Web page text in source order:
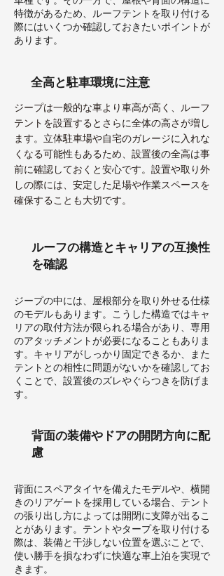
特徴があるため、ルーフテントを取り付ける
際にはいくつか確認しておきたいポイントが
あります。
全高と駐車環境に注意
ジープは一般的な車より車高が高く、ルーフ
テントを設置するとさらに全体の高さが増し
ます。立体駐車場や自宅のガレージに入れな
くなる可能性もあるため、設置後の全高は事
前に確認しておくと安心です。設置や取り外
しの際には、安定した足場や作業スペースを
確保することも大切です。
ルーフの構造とキャリアの互換性
を確認
ジープの中には、屋根部分を取り外せる仕様
のモデルもあります。こうした構造ではキャ
リアの取付方法が限られる場合があり、専用
のアタッチメントが必要になることもありま
す。キャリアがしっかり固定できるか、また
テントとの相性に問題がないかを確認してお
くことで、設置後のズレやぐらつきを防げま
す。
背面の装備やドアの開閉方向に配
慮
背面にスペアタイヤを備えたモデルや、横開
きのリアゲートを採用している場合、テント
の張り出し方によっては開閉に支障が出るこ
とがあります。テントやタープを取り付ける
際は、装備と干渉しない位置を選ぶことで、
使い勝手を損なわずに快適な車上泊を実現で
きます。